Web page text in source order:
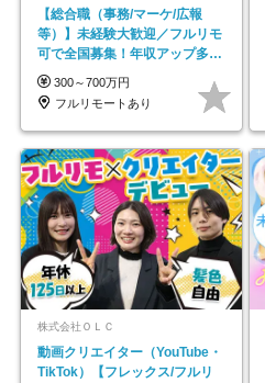
【総合職（事務/マーケ/広報
等）】未経験大歓迎／フルリモ
可で全国募集！年収アップ多数
★年休最大130日★
300～700万円
フルリモートあり
株式会社ＯＬＣ
動画クリエイター（YouTube・
TikTok）【フレックス/フルリ